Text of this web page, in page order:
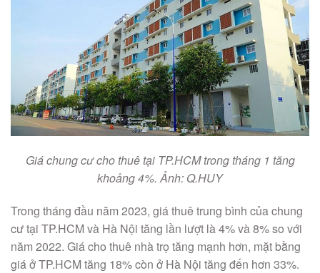
Giá chung cư cho thuê tại TP.HCM trong tháng 1 tăng
khoảng 4%. Ảnh: Q.HUY
Trong tháng đầu năm 2023, giá thuê trung bình của chung
cư tại TP.HCM và Hà Nội tăng lần lượt là 4% và 8% so với
năm 2022. Giá cho thuê nhà trọ tăng mạnh hơn, mặt bằng
giá ở TP.HCM tăng 18% còn ở Hà Nội tăng đến hơn 33%.